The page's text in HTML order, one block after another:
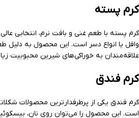
کرم پسته
کرم پسته با طعم غنی و بافت نرم، انتخابی
وافل یا انواع دسر است. این محصول به دلیل
علاقه‌مندان به خوراکی‌های شیرین محبوبیت
کرم فندق
کرم فندق یکی از پرطرفدارترین محصولات
است. این محصول را می‌توان روی نان،